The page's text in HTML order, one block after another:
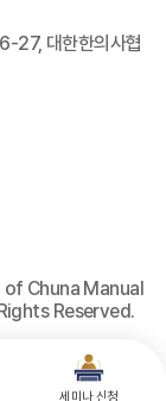
27, 대한한의사협
of Chuna Manual
Reserved.
세미나 신청